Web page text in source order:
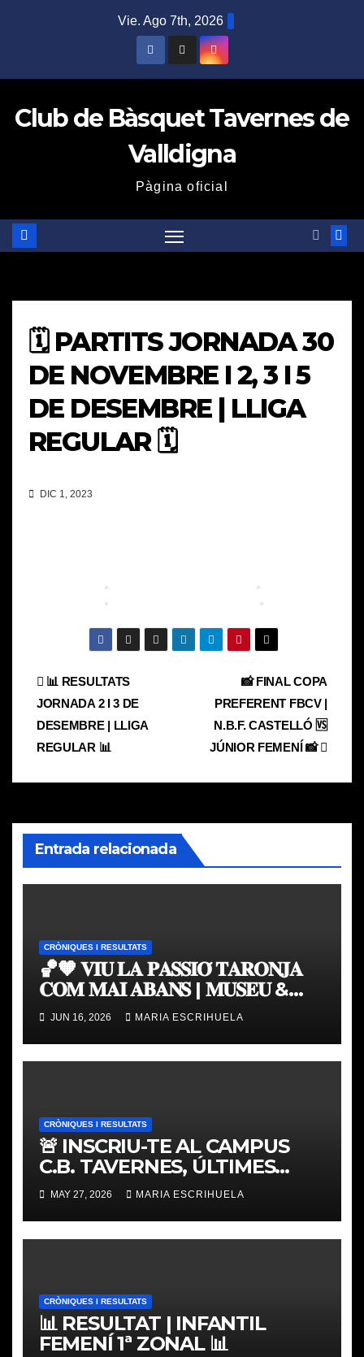
Vie. Ago 7th, 2026
Club de Bàsquet Tavernes de
Valldigna
Pàgina oficial
🗓️ PARTITS JORNADA 30
DE NOVEMBRE I 2, 3 I 5
DE DESEMBRE | LLIGA
REGULAR 🗓️
DIC 1, 2023
Navegación
de
entradas
📸 FINAL COPA
PREFERENT FBCV |
N.B.F. CASTELLÓ 🆚
JÚNIOR FEMENÍ 📸
📊 RESULTATS
JORNADA 2 I 3 DE
DESEMBRE | LLIGA
REGULAR 📊
Entrada relacionada
CRÒNIQUES I RESULTATS
🏀🧡 𝐕𝐈𝐔 𝐋𝐀 𝐏𝐀𝐒𝐒𝐈𝐎́ 𝐓𝐀𝐑𝐎𝐍𝐉𝐀
𝐂𝐎𝐌 𝐌𝐀𝐈 𝐀𝐁𝐀𝐍𝐒 | 𝐌𝐔𝐒𝐄𝐔 &
𝐓𝐎𝐔𝐑 𝐕𝐀𝐋𝐄𝐍𝐂𝐈𝐀 𝐁𝐀𝐒𝐊𝐄𝐓
JUN 16, 2026 MARIA ESCRIHUELA
CRÒNIQUES I RESULTATS
🚨 INSCRIU-TE AL CAMPUS
C.B. TAVERNES, ÚLTIMES
PLACES
MAY 27, 2026 MARIA ESCRIHUELA
CRÒNIQUES I RESULTATS
📊 RESULTAT | INFANTIL
FEMENÍ 1ª ZONAL 📊